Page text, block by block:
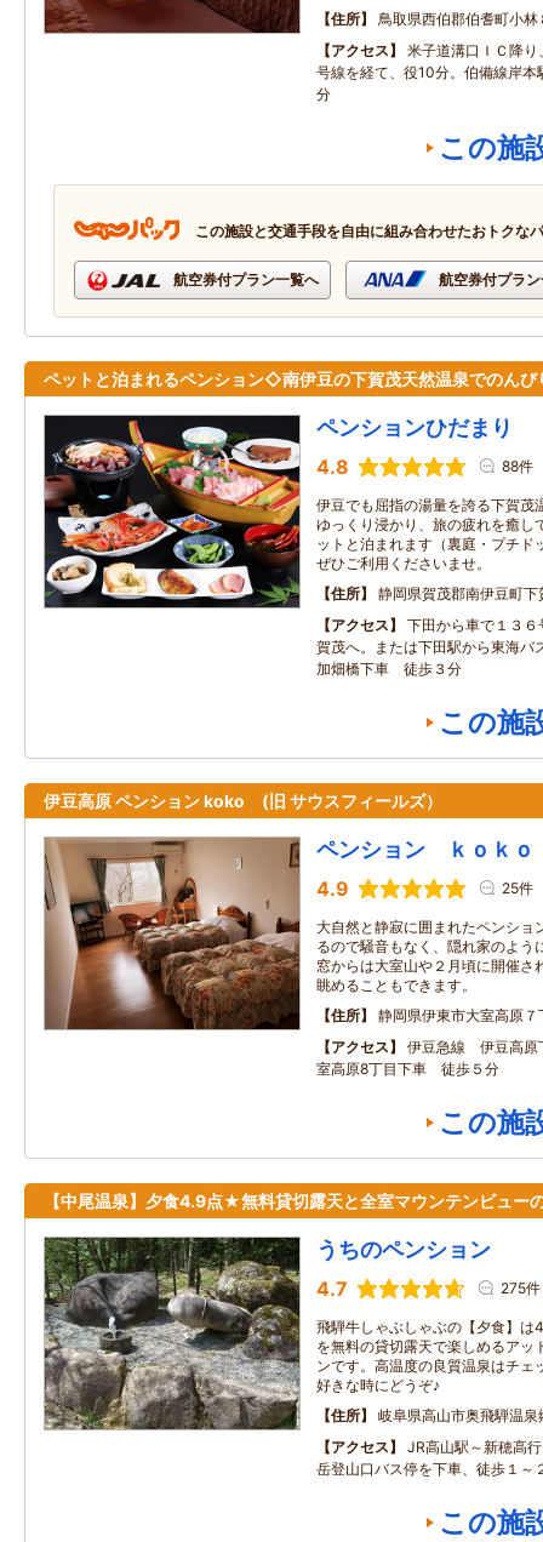
住所
鳥取県西伯郡伯耆町小林
アクセス
米子道溝口ＩＣ降
号線を経て、役10分。伯備線岸本
分
この施
この施設と交通手段を自由に組み合わせたおトクな
航空券付プラン一覧へ 航空券付プラ
ペットと泊まれるペンション◇南伊豆の下賀茂天然温泉でのんび
ペンションひだまり
4.8 88件
伊豆でも屈指の湯量を誇る下賀茂
ゆっくり浸かり、旅の疲れを癒し
ットと泊まれます（裏庭・プチド
ぜひご利用くださいませ。
住所
静岡県賀茂郡南伊豆町下
アクセス
下田から車で１３
賀茂へ。または下田駅から東海
加畑橋下車 徒歩３分
この施
伊豆高原 ペンション koko (旧 サウスフィールズ）
ペンション ｋｏｋｏ
4.9 25件
大自然と静寂に囲まれたペンショ
るので騒音もなく、隠れ家のよう
窓からは大室山や２月頃に開催さ
眺めることもできます。
住所
静岡県伊東市大室高原７
アクセス
伊豆急線 伊豆高
室高原8丁目下車 徒歩５分
この施
【中尾温泉】夕食4.9点★無料貸切露天と全室マウンテンビュー
うちのペンション
4.7 275件
飛騨牛しゃぶしゃぶの【夕食】
を無料の貸切露天で楽しめるアッ
ンです。高温度の良質温泉はチェ
好きな時にどうぞ♪
住所
岐阜県高山市奥飛騨温泉
アクセス
JR高山駅～新穂高
岳登山口バス停を下車、徒歩１～
この施